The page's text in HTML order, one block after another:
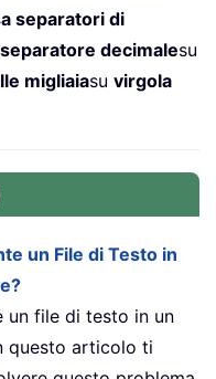
separatori di
separatore decimalesu
migliaiasu virgola
un File di Testo in
un file di testo in un
questo articolo ti